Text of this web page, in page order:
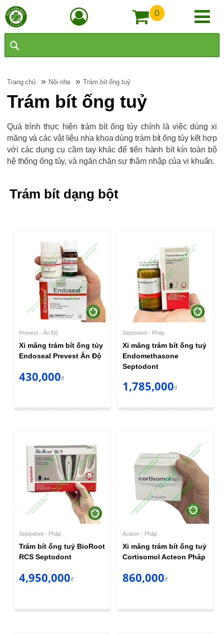
0
Trang chủ » Nội nha »Trám bít ống tuỷ
Trám bít ống tuỷ
Quá trình thực hiện trám bít ống tủy chính là việc dùng xi
măng và các vật liệu nha khoa dùng trám bít ống tủy kết hợp
với các dụng cụ cầm tay khác để tiến hành bít kín toàn bộ
hệ thống ống tủy, và ngăn chặn sự thâm nhập của vi khuẩn.
Trám bít dạng bột
Prevest - Ấn Độ
Xi măng trám bít ống tủy
Endoseal Prevest Ấn Độ
430,000₫
Septodont - Pháp
Xi măng trám bít ống tuỷ
Endomethasone
Septodont
1,785,000₫
Septodont - Pháp
Trám bít ống tuỷ BioRoot
RCS Septodont
4,950,000₫
Acteon - Pháp
Xi măng trám bít ống tuỷ
Cortisomol Acteon Pháp
860,000₫